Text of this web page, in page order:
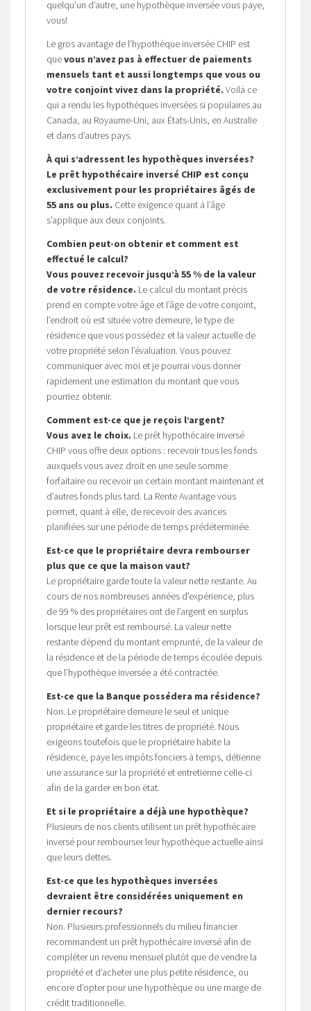
quelqu’un d’autre, une hypothèque inversée vous paye,
vous!
Le gros avantage de l’hypothèque inversée CHIP est
quevous n’avez pas à effectuer de paiements
mensuels tant et aussi longtemps que vous ou
votre conjoint vivez dans la propriété. Voilà ce
qui a rendu les hypothèques inversées si populaires au
Canada, au Royaume-Uni, aux États-Unis, en Australie
et dans d’autres pays.
À qui s’adressent les hypothèques inversées?
Le prêt hypothécaire inversé CHIP est conçu
exclusivement pour les propriétaires âgés de
55 ans ou plus. Cette exigence quant à l’âge
s’applique aux deux conjoints.
Combien peut-on obtenir et comment est
effectué le calcul?
Vous pouvez recevoir jusqu’à 55 % de la valeur
de votre résidence. Le calcul du montant précis
prend en compte votre âge et l’âge de votre conjoint,
l’endroit où est située votre demeure, le type de
résidence que vous possédez et la valeur actuelle de
votre propriété selon l’évaluation. Vous pouvez
communiquer avec moi et je pourrai vous donner
rapidement une estimation du montant que vous
pourriez obtenir.
Comment est-ce que je reçois l’argent?
Vous avez le choix. Le prêt hypothécaire inversé
CHIP vous offre deux options : recevoir tous les fonds
auxquels vous avez droit en une seule somme
forfaitaire ou recevoir un certain montant maintenant et
d’autres fonds plus tard. La Rente Avantage vous
permet, quant à elle, de recevoir des avances
planifiées sur une période de temps prédéterminée.
Est-ce que le propriétaire devra rembourser
plus que ce que la maison vaut?
Le propriétaire garde toute la valeur nette restante. Au
cours de nos nombreuses années d’expérience, plus
de 99 % des propriétaires ont de l’argent en surplus
lorsque leur prêt est remboursé. La valeur nette
restante dépend du montant emprunté, de la valeur de
la résidence et de la période de temps écoulée depuis
que l’hypothèque inversée a été contractée.
Est-ce que la Banque possédera ma résidence?
Non. Le propriétaire demeure le seul et unique
propriétaire et garde les titres de propriété. Nous
exigeons toutefois que le propriétaire habite la
résidence, paye les impôts fonciers à temps, détienne
une assurance sur la propriété et entretienne celle-ci
afin de la garder en bon état.
Et si le propriétaire a déjà une hypothèque?
Plusieurs de nos clients utilisent un prêt hypothécaire
inversé pour rembourser leur hypothèque actuelle ainsi
que leurs dettes.
Est-ce que les hypothèques inversées
devraient être considérées uniquement en
dernier recours?
Non. Plusieurs professionnels du milieu financier
recommandent un prêt hypothécaire inversé afin de
compléter un revenu mensuel plutôt que de vendre la
propriété et d’acheter une plus petite résidence, ou
encore d’opter pour une hypothèque ou une marge de
crédit traditionnelle.